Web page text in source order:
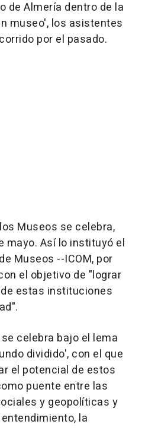
de Almería dentro de la
museo', los asistentes
por el pasado.
Museos se celebra,
mayo. Así lo instituyó el
Museos --ICOM, por
el objetivo de "lograr
estas instituciones
celebra bajo el lema
dividido', con el que
el potencial de estos
puente entre las
y geopolíticas y
la